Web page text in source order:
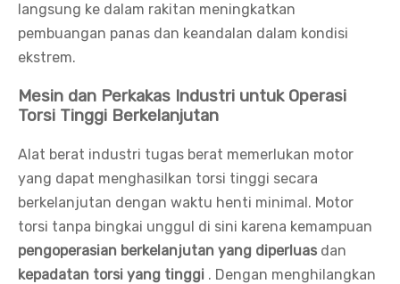
langsung ke dalam rakitan meningkatkan
pembuangan panas dan keandalan dalam kondisi
ekstrem.
Mesin dan Perkakas Industri untuk Operasi
Torsi Tinggi Berkelanjutan
Alat berat industri tugas berat memerlukan motor
yang dapat menghasilkan torsi tinggi secara
berkelanjutan dengan waktu henti minimal. Motor
torsi tanpa bingkai unggul di sini karena kemampuan
pengoperasian berkelanjutan yang diperluas dan
kepadatan torsi yang tinggi . Dengan menghilangkan